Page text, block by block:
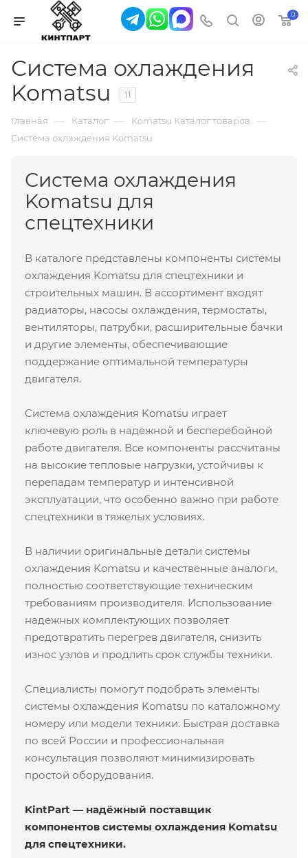
0
Система охлаждения
Komatsu
11
Главная — Каталог — Komatsu Каталог товаров —
Система охлаждения Komatsu
Система охлаждения
Komatsu для
спецтехники
В каталоге представлены компоненты системы
охлаждения Komatsu для спецтехники и
строительных машин. В ассортимент входят
радиаторы, насосы охлаждения, термостаты,
вентиляторы, патрубки, расширительные бачки
и другие элементы, обеспечивающие
поддержание оптимальной температуры
двигателя.
Система охлаждения Komatsu играет
ключевую роль в надежной и бесперебойной
работе двигателя. Все компоненты рассчитаны
на высокие тепловые нагрузки, устойчивы к
перепадам температур и интенсивной
эксплуатации, что особенно важно при работе
спецтехники в тяжелых условиях.
В наличии оригинальные детали системы
охлаждения Komatsu и качественные аналоги,
полностью соответствующие техническим
требованиям производителя. Использование
надежных комплектующих позволяет
предотвратить перегрев двигателя, снизить
износ узлов и продлить срок службы техники.
Специалисты помогут подобрать элементы
системы охлаждения Komatsu по каталожному
номеру или модели техники. Быстрая доставка
по всей России и профессиональная
консультация позволяют минимизировать
простой оборудования.
KintPart — надёжный поставщик
компонентов системы охлаждения Komatsu
для спецтехники.